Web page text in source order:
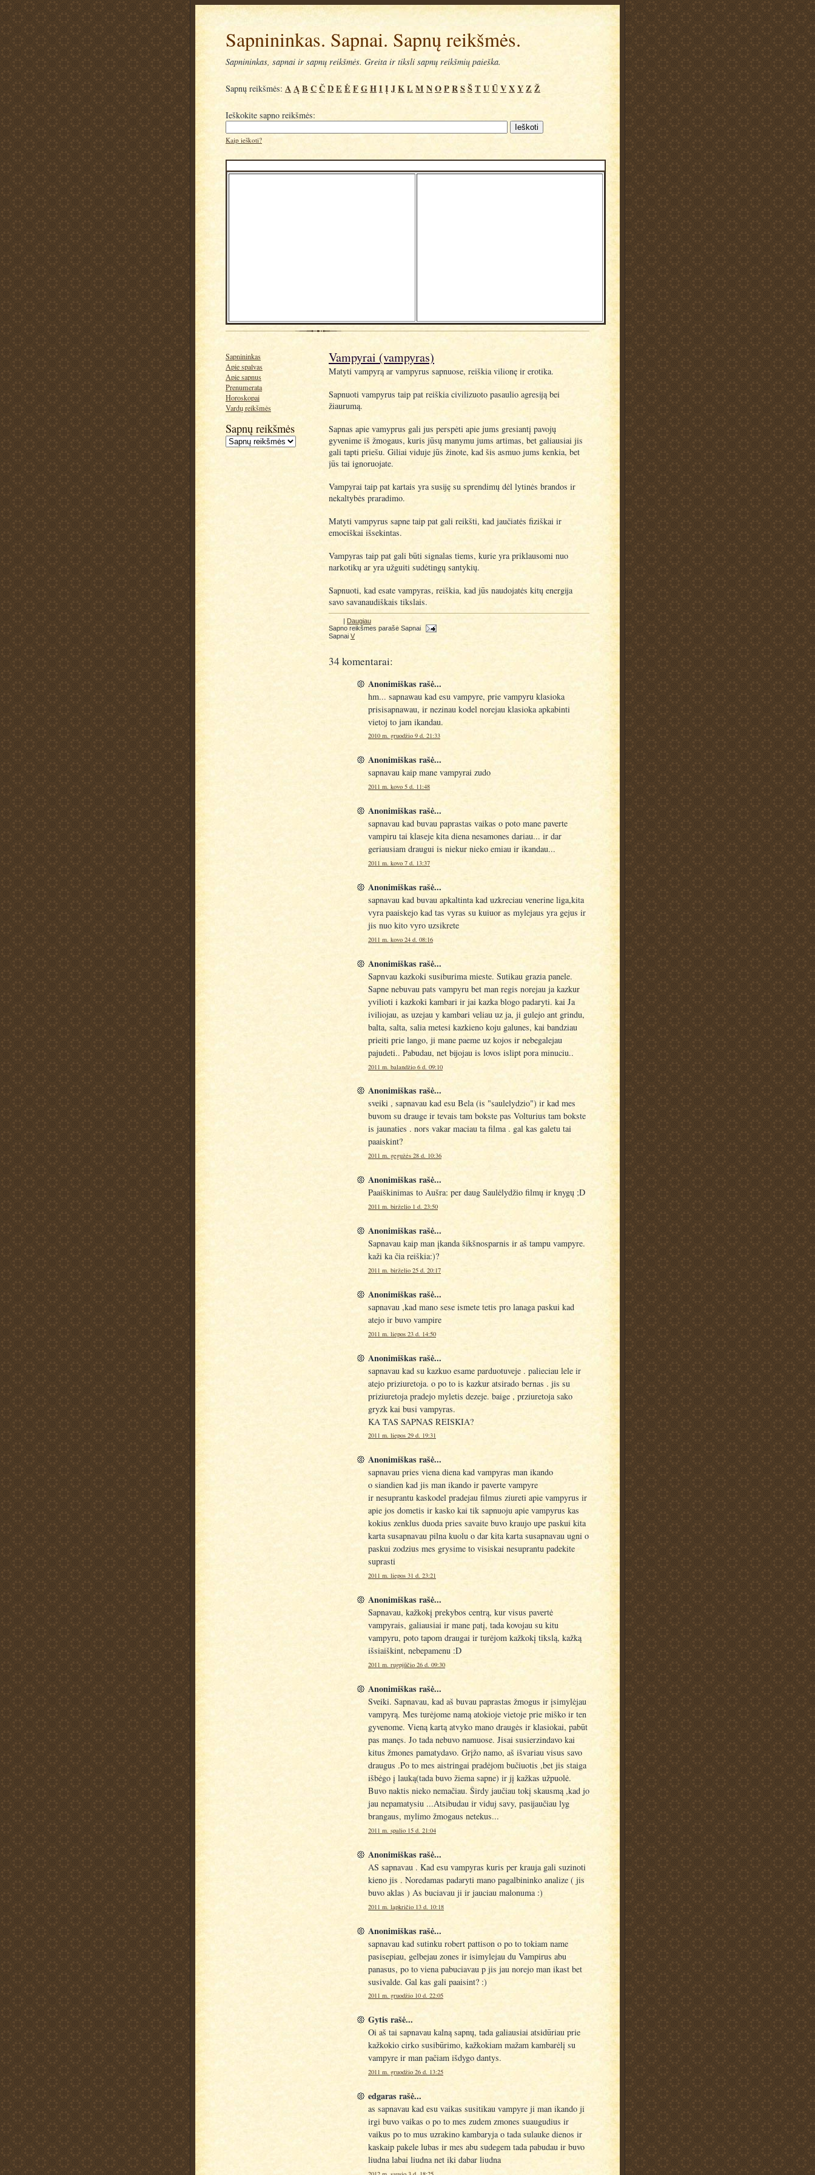
Sapnininkas. Sapnai. Sapnų reikšmės.
Sapnininkas, sapnai ir sapnų reikšmės. Greita ir tiksli sapnų reikšmių paieška.
Sapnų reikšmės: AĄB CČDE Ė FGHIĮJKL M NOPRSŠT UŪVXYZ Ž
Ieškokite sapno reikšmės:
Kaip ieškoti?
Sapnininkas
Apie spalvas
Apie sapnus
Prenumerata
Horoskopai
Vardų reikšmės
Sapnų reikšmės
Vampyrai (vampyras)
Matyti vampyrą ar vampyrus sapnuose, reiškia vilionę ir erotika.
Sapnuoti vampyrus taip pat reiškia civilizuoto pasaulio agresiją bei
žiaurumą.
Sapnas apie vamyprus gali jus perspėti apie jums gresiantį pavojų
gyvenime iš žmogaus, kuris jūsų manymu jums artimas, bet galiausiai jis
gali tapti priešu. Giliai viduje jūs žinote, kad šis asmuo jums kenkia, bet
jūs tai ignoruojate.
Vampyrai taip pat kartais yra susiję su sprendimų dėl lytinės brandos ir
nekaltybės praradimo.
Matyti vampyrus sapne taip pat gali reikšti, kad jaučiatės fiziškai ir
emociškai išsekintas.
Vampyras taip pat gali būti signalas tiems, kurie yra priklausomi nuo
narkotikų ar yra užguiti sudėtingų santykių.
Sapnuoti, kad esate vampyras, reiškia, kad jūs naudojatės kitų energija
savo savanaudiškais tikslais.
| Daugiau
Sapno reikšmes parašė Sapnai
Sapnai V
34 komentarai:
Anonimiškas rašė...
hm... sapnawau kad esu vampyre, prie vampyru klasioka
prisisapnawau, ir nezinau kodel norejau klasioka apkabinti
vietoj to jam ikandau.
2010 m. gruodžio 9 d. 21:33
Anonimiškas rašė...
sapnavau kaip mane vampyrai zudo
2011 m. kovo 5 d. 11:48
Anonimiškas rašė...
sapnavau kad buvau paprastas vaikas o poto mane paverte
vampiru tai klaseje kita diena nesamones dariau... ir dar
geriausiam draugui is niekur nieko emiau ir ikandau...
2011 m. kovo 7 d. 13:37
Anonimiškas rašė...
sapnavau kad buvau apkaltinta kad uzkreciau venerine liga,kita
vyra paaiskejo kad tas vyras su kuiuor as mylejaus yra gejus ir
jis nuo kito vyro uzsikrete
2011 m. kovo 24 d. 08:16
Anonimiškas rašė...
Sapnvau kazkoki susiburima mieste. Sutikau grazia panele.
Sapne nebuvau pats vampyru bet man regis norejau ja kazkur
yvilioti i kazkoki kambari ir jai kazka blogo padaryti. kai Ja
iviliojau, as uzejau y kambari veliau uz ja, ji gulejo ant grindu,
balta, salta, salia metesi kazkieno koju galunes, kai bandziau
prieiti prie lango, ji mane paeme uz kojos ir nebegalejau
pajudeti.. Pabudau, net bijojau is lovos islipt pora minuciu..
2011 m. balandžio 6 d. 09:10
Anonimiškas rašė...
sveiki , sapnavau kad esu Bela (is "saulelydzio") ir kad mes
buvom su drauge ir tevais tam bokste pas Volturius tam bokste
is jaunaties . nors vakar maciau ta filma . gal kas galetu tai
paaiskint?
2011 m. gegužės 28 d. 10:36
Anonimiškas rašė...
Paaiškinimas to Aušra: per daug Saulėlydžio filmų ir knygų ;D
2011 m. birželio 1 d. 23:50
Anonimiškas rašė...
Sapnavau kaip man įkanda šikšnosparnis ir aš tampu vampyre.
kaži ka čia reiškia:)?
2011 m. birželio 25 d. 20:17
Anonimiškas rašė...
sapnavau ,kad mano sese ismete tetis pro lanaga paskui kad
atejo ir buvo vampire
2011 m. liepos 23 d. 14:50
Anonimiškas rašė...
sapnavau kad su kazkuo esame parduotuveje . palieciau lele ir
atejo priziuretoja. o po to is kazkur atsirado bernas . jis su
priziuretoja pradejo myletis dezeje. baige , prziuretoja sako
gryzk kai busi vampyras.
KA TAS SAPNAS REISKIA?
2011 m. liepos 29 d. 19:31
Anonimiškas rašė...
sapnavau pries viena diena kad vampyras man ikando
o siandien kad jis man ikando ir paverte vampyre
ir nesuprantu kaskodel pradejau filmus ziureti apie vampyrus ir
apie jos dometis ir kasko kai tik sapnuoju apie vampyrus kas
kokius zenklus duoda pries savaite buvo kraujo upe paskui kita
karta susapnavau pilna kuolu o dar kita karta susapnavau ugni o
paskui zodzius mes grysime to visiskai nesuprantu padekite
suprasti
2011 m. liepos 31 d. 23:21
Anonimiškas rašė...
Sapnavau, kažkokį prekybos centrą, kur visus pavertė
vampyrais, galiausiai ir mane patį, tada kovojau su kitu
vampyru, poto tapom draugai ir turėjom kažkokį tikslą, kažką
išsiaiškint, nebepamenu :D
2011 m. rugpjūčio 26 d. 09:30
Anonimiškas rašė...
Sveiki. Sapnavau, kad aš buvau paprastas žmogus ir įsimylėjau
vampyrą. Mes turėjome namą atokioje vietoje prie miško ir ten
gyvenome. Vieną kartą atvyko mano draugės ir klasiokai, pabūt
pas manęs. Jo tada nebuvo namuose. Jisai susierzindavo kai
kitus žmones pamatydavo. Grįžo namo, aš išvariau visus savo
draugus .Po to mes aistringai pradėjom bučiuotis ,bet jis staiga
išbėgo į lauką(tada buvo žiema sapne) ir jį kažkas užpuolė.
Buvo naktis nieko nemačiau. Širdy jaučiau tokį skausmą ,kad jo
jau nepamatysiu ...Atsibudau ir viduj savy, pasijaučiau lyg
brangaus, mylimo žmogaus netekus...
2011 m. spalio 15 d. 21:04
Anonimiškas rašė...
AS sapnavau . Kad esu vampyras kuris per krauja gali suzinoti
kieno jis . Noredamas padaryti mano pagalbininko analize ( jis
buvo aklas ) As buciavau ji ir jauciau malonuma :)
2011 m. lapkričio 13 d. 10:18
Anonimiškas rašė...
sapnavau kad sutinku robert pattison o po to tokiam name
pasisepiau, gelbejau zones ir isimylejau du Vampirus abu
panasus, po to viena pabuciavau p jis jau norejo man ikast bet
susivalde. Gal kas gali paaisint? :)
2011 m. gruodžio 10 d. 22:05
Gytis rašė...
Oi aš tai sapnavau kalną sapnų, tada galiausiai atsidūriau prie
kažkokio cirko susibūrimo, kažkokiam mažam kambarėlį su
vampyre ir man pačiam išdygo dantys.
2011 m. gruodžio 26 d. 13:25
edgaras rašė...
as sapnavau kad esu vaikas susitikau vampyre ji man ikando ji
irgi buvo vaikas o po to mes zudem zmones suaugudius ir
vaikus po to mus uzrakino kambaryja o tada sulauke dienos ir
kaskaip pakele lubas ir mes abu sudegem tada pabudau ir buvo
liudna labai liudna net iki dabar liudna